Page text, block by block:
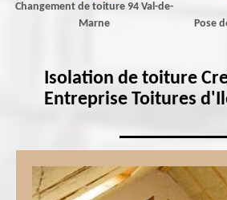
Changement de toiture 94 Val-de-
Marne
Pose
Isolation de toiture
Entreprise Toitures